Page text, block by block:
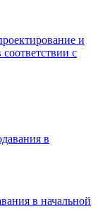
и
соответствии с
в начальной